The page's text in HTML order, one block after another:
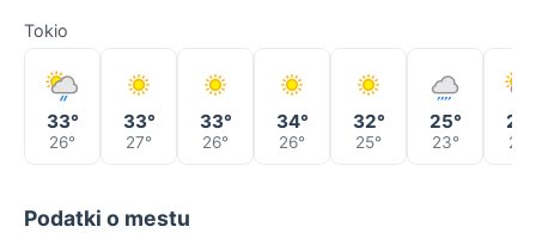
Tokio
33°
26°
33°
27°
33°
26°
34°
26°
32°
25°
25°
23° 23°
Podatki o mestu